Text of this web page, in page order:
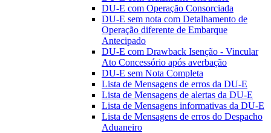
DU-E com Operação Consorciada
DU-E sem nota com Detalhamento de
Operação diferente de Embarque
Antecipado
DU-E com Drawback Isenção - Vincular
Ato Concessório após averbação
DU-E sem Nota Completa
Lista de Mensagens de erros da DU-E
Lista de Mensagens de alertas da DU-E
Lista de Mensagens informativas da DU-E
Lista de Mensagens de erros do Despacho
Aduaneiro